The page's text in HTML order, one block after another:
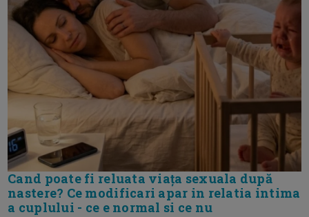
Cand poate fi reluata viața sexuala după
nastere? Ce modificari apar in relatia intima
a cuplului - ce e normal si ce nu